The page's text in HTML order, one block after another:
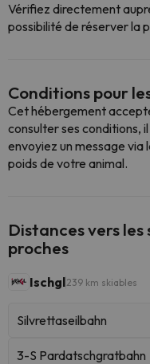
Vérifiez directement
possibilité de réserver la
Conditions pour
Cet hébergement
consulter ses conditions,
envoyiez un message via
poids de votre animal.
Distances vers les
proches
Ischgl239 km skiables
Silvrettaseilbahn
3-S Pardatschgratbahn